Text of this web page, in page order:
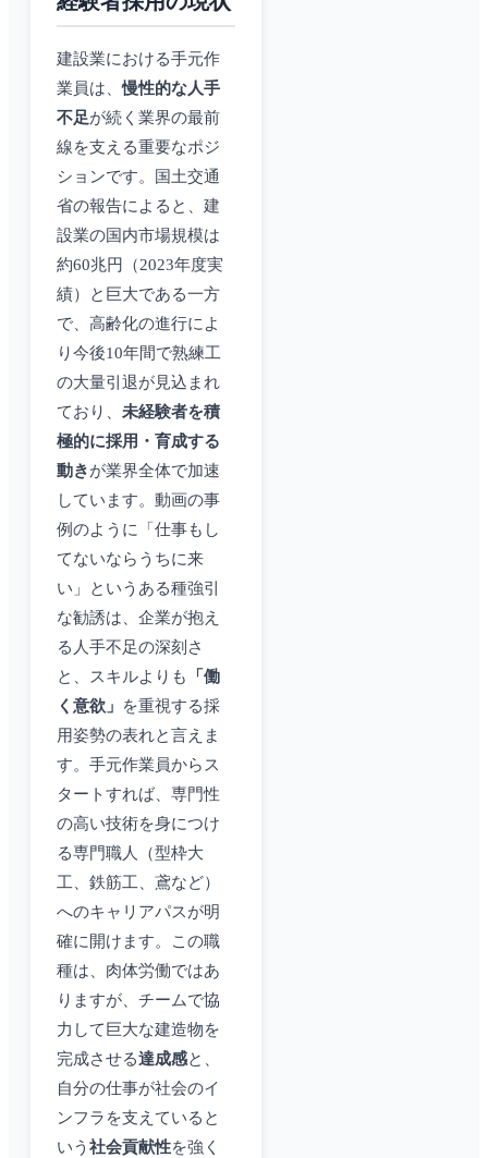
建設業における手元作
業員は、慢性的な人手
不足が続く業界の最前
線を支える重要なポジ
ションです。国土交通
省の報告によると、建
設業の国内市場規模は
約60兆円（2023年度実
績）と巨大である一方
で、高齢化の進行によ
り今後10年間で熟練工
の大量引退が見込まれ
ており、 未経験者を積
極的に採用・育成する
動きが業界全体で加速
しています。動画の事
例のように「仕事もし
てないならうちに来
い」というある種強引
な勧誘は、企業が抱え
る人手不足の深刻さ
と、スキルよりも
「働
く意欲」
を重視する採
用姿勢の表れと言えま
す。手元作業員からス
タートすれば、専門性
の高い技術を身につけ
る専門職人（型枠大
工、鉄筋工、鳶など）
へのキャリアパスが明
確に開けます。この職
種は、肉体労働ではあ
りますが、チームで協
力して巨大な建造物を
完成させる達成感と、
自分の仕事が社会のイ
ンフラを支えていると
いう 社会貢献性を強く